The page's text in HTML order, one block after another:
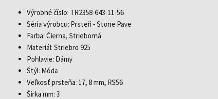
Výrobné číslo: TR2358-643-11-56
Séria výrobcu: Prsteň - Stone Pave
Farba: Čierna, Strieborná
Materiál: Striebro 925
Pohlavie: Dámy
Štýl: Móda
Veľkosť prsteňa: 17, 8 mm, RS56
Šírka mm: 3